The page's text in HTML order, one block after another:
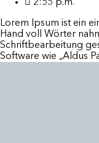
2:55 p.m.
Lorem Ipsum ist ein
Hand voll Wörter
Schriftbearbeitung
Software wie „Aldus